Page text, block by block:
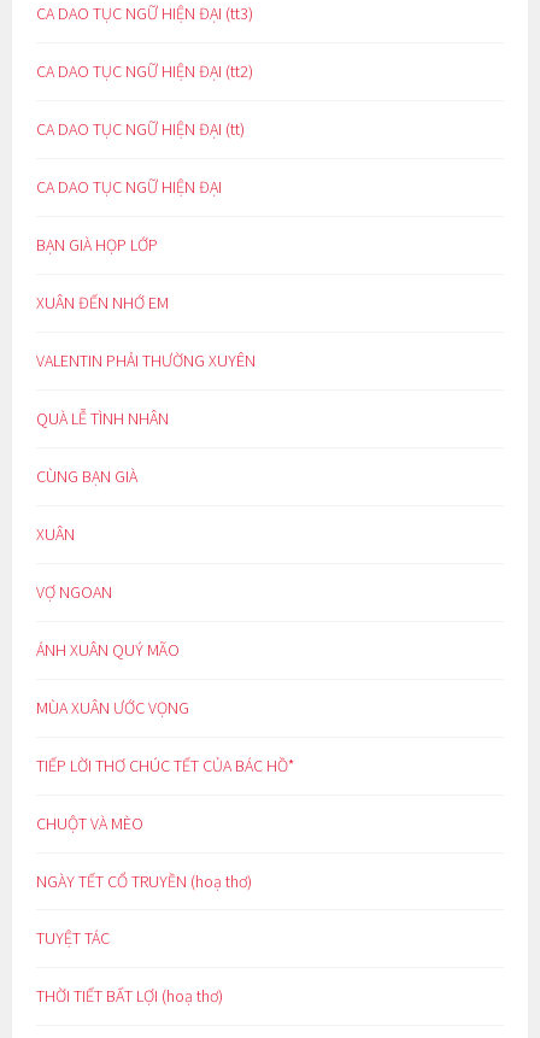
CA DAO TỤC NGỮ HIỆN ĐẠI (tt3)
CA DAO TỤC NGỮ HIỆN ĐẠI (tt2)
CA DAO TỤC NGỮ HIỆN ĐẠI (tt)
CA DAO TỤC NGỮ HIỆN ĐẠI
BẠN GIÀ HỌP LỚP
XUÂN ĐẾN NHỚ EM
VALENTIN PHẢI THƯỜNG XUYÊN
QUÀ LỄ TÌNH NHÂN
CÙNG BẠN GIÀ
XUÂN
VỢ NGOAN
ÁNH XUÂN QUÝ MÃO
MÙA XUÂN ƯỚC VỌNG
TIẾP LỜI THƠ CHÚC TẾT CỦA BÁC HỒ*
CHUỘT VÀ MÈO
NGÀY TẾT CỔ TRUYỀN (hoạ thơ)
TUYỆT TÁC
THỜI TIẾT BẤT LỢI (hoạ thơ)